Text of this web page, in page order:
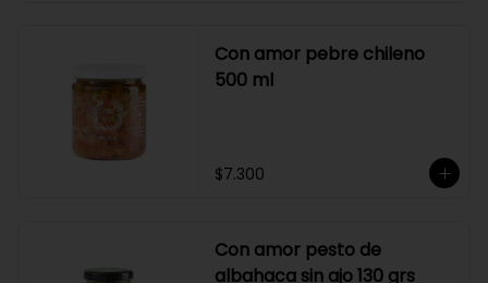
Con amor pebre chileno
500 ml
$7.300
Con amor pesto de
albahaca sin ajo 130 grs